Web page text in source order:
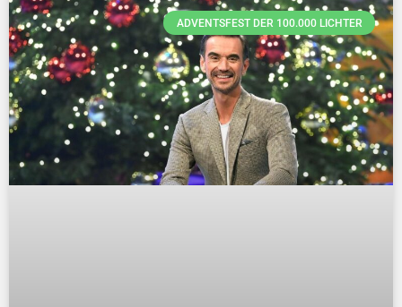
ADVENTSFEST DER 100.000 LICHTER